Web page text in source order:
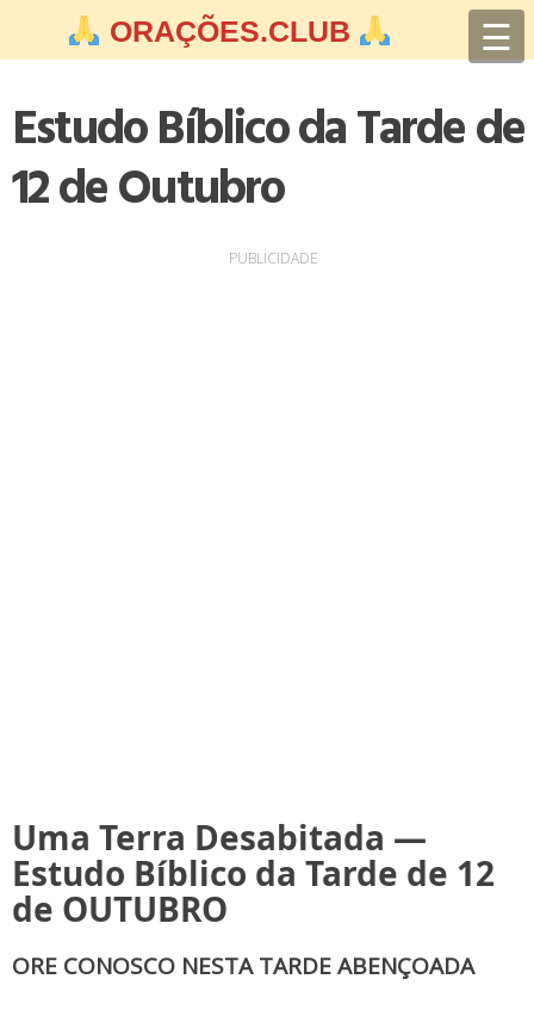
ORAÇÕES.CLUB ☰
Estudo Bíblico da Tarde de
12 de Outubro
PUBLICIDADE
Uma Terra Desabitada —
Estudo Bíblico da Tarde de 12
de OUTUBRO
ORE CONOSCO NESTA TARDE ABENÇOADA